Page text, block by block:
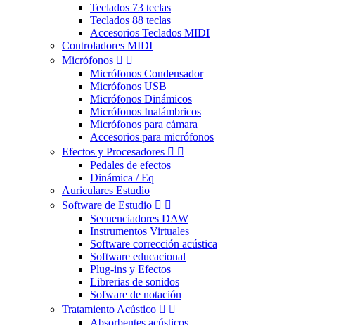
Teclados 73 teclas
Teclados 88 teclas
Accesorios Teclados MIDI
Controladores MIDI
Micrófonos  
Micrófonos Condensador
Micrófonos USB
Micrófonos Dinámicos
Micrófonos Inalámbricos
Micrófonos para cámara
Accesorios para micrófonos
Efectos y Procesadores  
Pedales de efectos
Dinámica / Eq
Auriculares Estudio
Software de Estudio  
Secuenciadores DAW
Instrumentos Virtuales
Software corrección acústica
Software educacional
Plug-ins y Efectos
Librerias de sonidos
Sofware de notación
Tratamiento Acústico  
Absorbentes acústicos